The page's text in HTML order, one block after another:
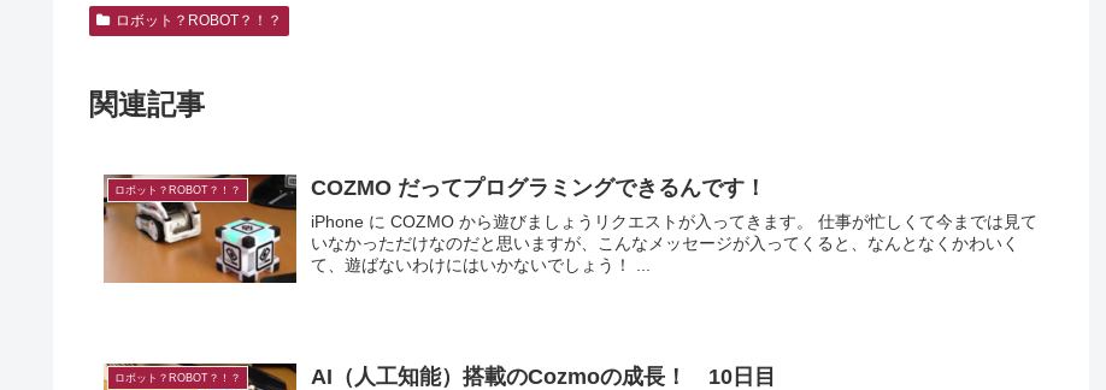
ロボット？ROBOT？！？
関連記事
ロボット？ROBOT？！？ COZMO だってプログラミングできるんです！
iPhone に COZMO から遊びましょうリクエストが入ってきます。 仕事が忙しくて今までは見て
いなかっただけなのだと思いますが、こんなメッセージが入ってくると、なんとなくかわいく
て、遊ばないわけにはいかないでしょう！ ...
ロボット？ROBOT？！？ AI（人工知能）搭載のCozmoの成長！ 10日目